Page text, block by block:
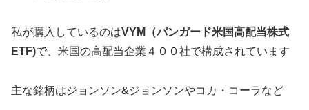
私が購入しているのはVYM（バンガード米国高配当株式
ETF)で、米国の高配当企業４００社で構成されています
主な銘柄はジョンソン&ジョンソンやコカ・コーラなど